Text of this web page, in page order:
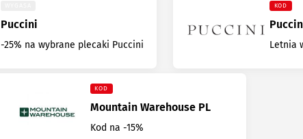
Puccini
-25% na wybrane plecaki Puccini
KOD
Letnia
KOD
Mountain Warehouse PL
Kod na -15%